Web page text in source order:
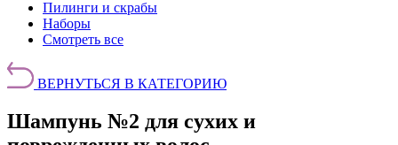
Пилинги и скрабы
Наборы
Смотреть все
ВЕРНУТЬСЯ В КАТЕГОРИЮ
Шампунь №2 для сухих и